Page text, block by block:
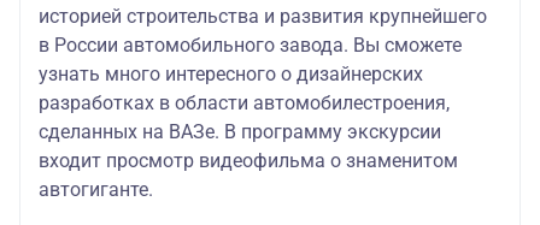
историей строительства и развития крупнейшего
в России автомобильного завода. Вы сможете
узнать много интересного о дизайнерских
разработках в области автомобилестроения,
сделанных на ВАЗе. В программу экскурсии
входит просмотр видеофильма о знаменитом
автогиганте.